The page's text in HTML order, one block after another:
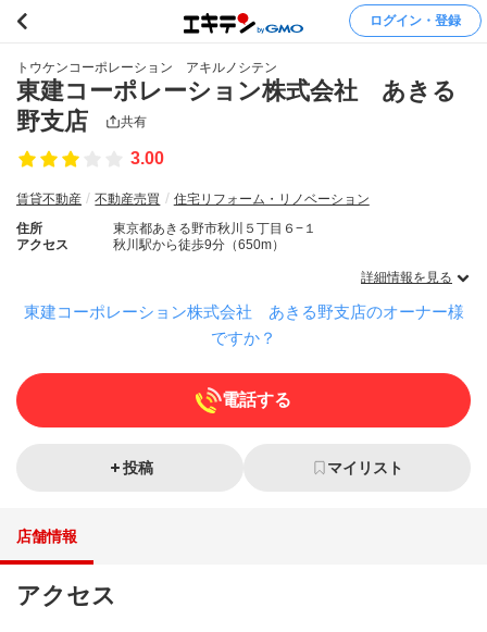
ログイン・登録
トウケンコーポレーション アキルノシテン
東建コーポレーション株式会社 あきる
野支店
共有
3.00
賃貸不動産 不動産売買
住宅リフォーム・リノベーション
住所
東京都あきる野市秋川５丁目６−１
アクセス
秋川駅から徒歩9分（650m）
詳細情報を見る
東建コーポレーション株式会社 あきる野支店のオーナー様
ですか？
電話する
投稿 マイリスト
店舗情報
アクセス